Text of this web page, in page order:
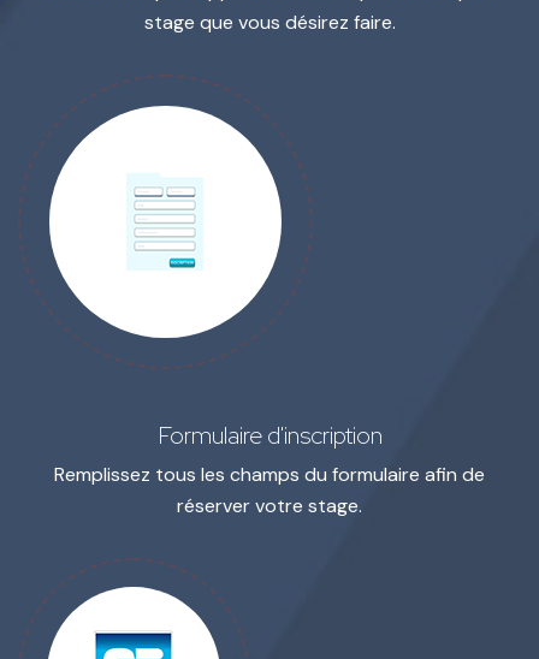
stage que vous désirez faire.
Formulaire d'inscription
Remplissez tous les champs du formulaire afin de
réserver votre stage.